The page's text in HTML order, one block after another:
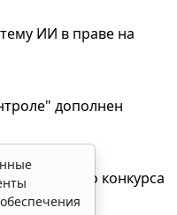
ИИ в праве на
дополнен
конкурса